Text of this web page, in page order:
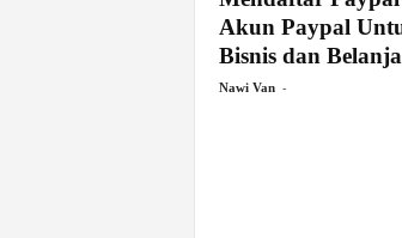
Akun Paypal
Bisnis dan
Nawi Van -